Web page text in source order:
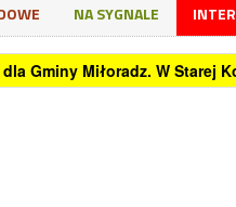
NA SYGNALE
Gminy Miłoradz. W